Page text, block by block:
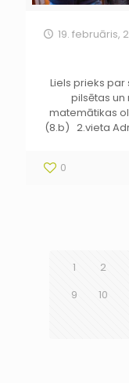
19. februāris,
Liels prieks
pilsētas
matemātikas
(8.b) 2.vieta
0
1 2
9
10